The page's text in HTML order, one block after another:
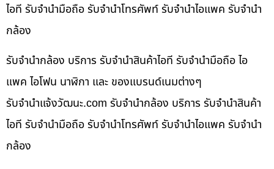
ไอที รับจำนำมือถือ รับจำนำโทรศัพท์ รับจำนำไอแพค รับจำนำ
กล้อง
รับจำนำกล้อง บริการ รับจำนำสินค้าไอที รับจำนำมือถือ ไอ
แพค ไอโฟน นาฬิกา และ ของแบรนด์เนมต่างๆ
รับจํานําแจ้งวัฒนะ.com รับจำนำกล้อง บริการ รับจำนำสินค้า
ไอที รับจำนำมือถือ รับจำนำโทรศัพท์ รับจำนำไอแพค รับจำนำ
กล้อง